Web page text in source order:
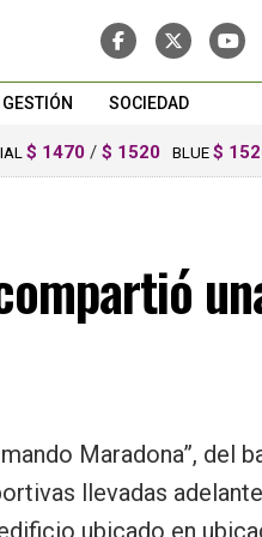
GESTIÓN SOCIEDAD
$ 1470 / $ 1520 BLUE $
Maradona”, del
llevadas
ubicado en